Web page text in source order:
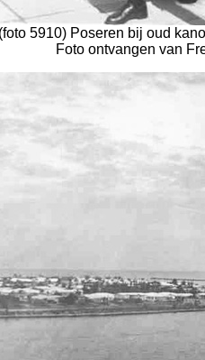
(foto 5910) Poseren bij oud
Foto ontvangen van